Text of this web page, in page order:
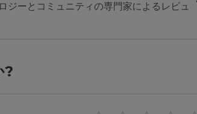
ジーとコミュニティの専門家によるレビュ
?